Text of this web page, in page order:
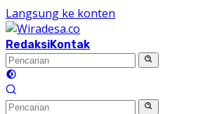
Langsung ke konten
RedaksiKontak